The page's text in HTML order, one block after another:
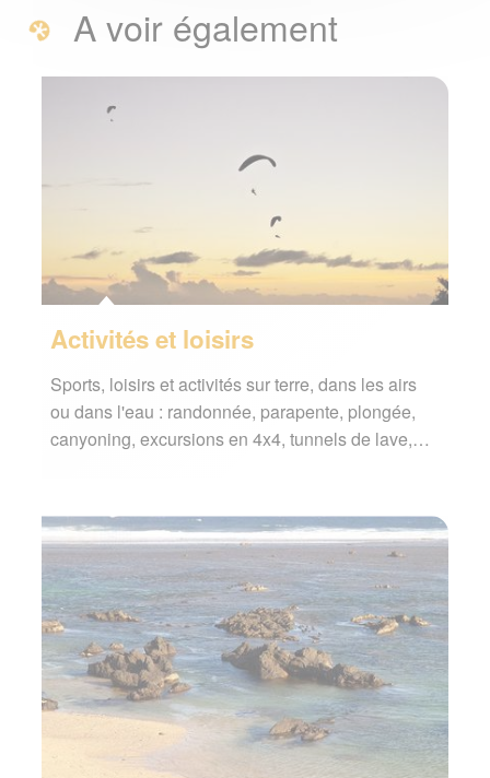
A voir également
Activités et loisirs
Sports, loisirs et activités sur terre, dans les airs
ou dans l'eau : randonnée, parapente, plongée,
canyoning, excursions en 4x4, tunnels de lave,…